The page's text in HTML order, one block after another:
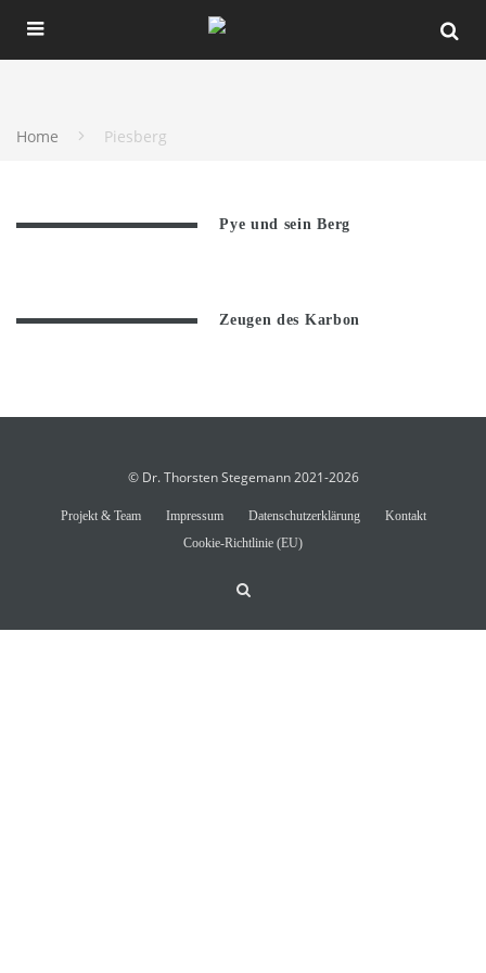
Home Piesberg
Pye und sein Berg
Zeugen des Karbon
© Dr. Thorsten Stegemann 2021-2026
Projekt & Team Impressum Datenschutzerklärung
Kontakt
Cookie-Richtlinie (EU)